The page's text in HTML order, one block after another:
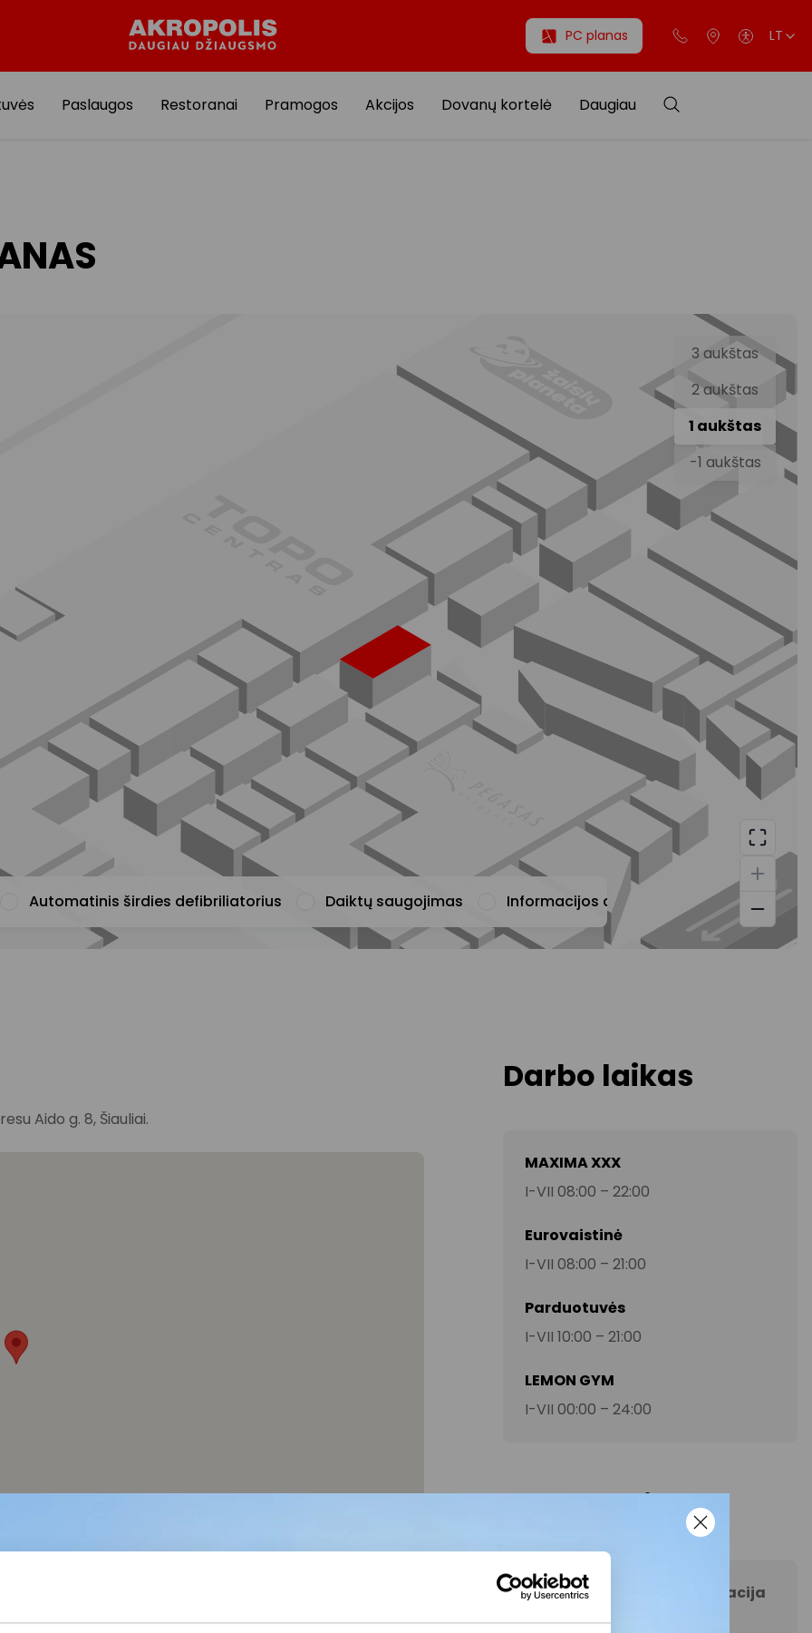
PC planas LT
Paslaugos Restoranai Pramogos Akcijos Dovanų kortelė Daugiau
Automatinis širdies defibriliatorius Daiktų saugojimas Informacijos apie prekybos centrą
Aido g. 8, Šiauliai.
Darbo laikas
MAXIMA XXX
I-VII 08:00 – 22:00
Eurovaistinė
I-VII 08:00 – 21:00
Parduotuvės
I-VII 10:00 – 21:00
LEMON GYM
I-VII 00:00 – 24:00
Kontaktai
AKROPOLIS Šiauliai informacija
+370 65946062